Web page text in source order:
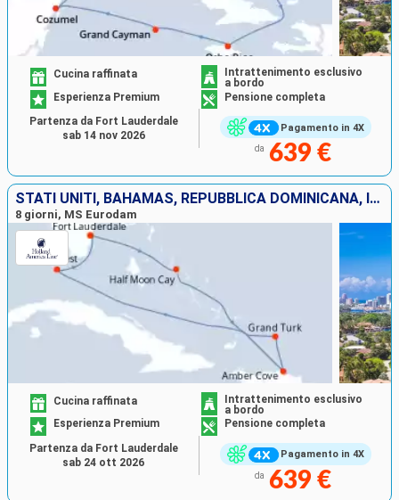
Pagamento in 4X
Cucina raffinata
Intrattenimento esclusivo
a bordo
Esperienza Premium
Pensione completa
da 639 €
Partenza da Fort Lauderdale
sab 14 nov 2026
STATI UNITI, BAHAMAS, REPUBBLICA DOMINICANA, ISOLE TURKS E CAICOS
8 giorni, MS Eurodam
Pagamento in 4X
Cucina raffinata
Intrattenimento esclusivo
a bordo
Esperienza Premium
Pensione completa
da 639 €
Partenza da Fort Lauderdale
sab 24 ott 2026